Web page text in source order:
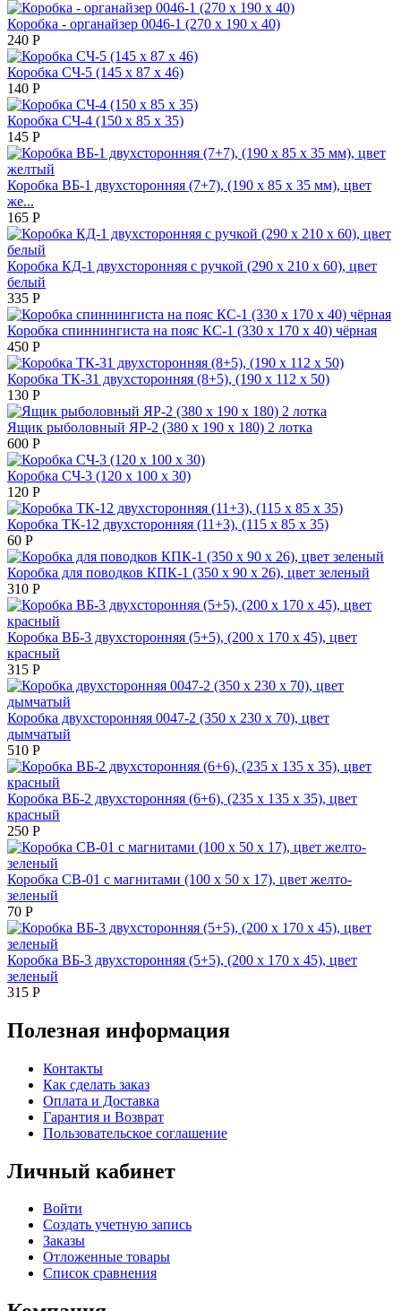
Коробка - органайзер 0046-1 (270 х 190 х 40)
240 Р
Коробка СЧ-5 (145 х 87 х 46)
140 Р
Коробка СЧ-4 (150 х 85 х 35)
145 Р
Коробка ВБ-1 двухсторонняя (7+7), (190 х 85 х 35 мм), цвет
же...
165 Р
Коробка КД-1 двухсторонняя с ручкой (290 х 210 х 60), цвет
белый
335 Р
Коробка спиннингиста на пояс КС-1 (330 х 170 х 40) чёрная
450 Р
Коробка ТК-31 двухсторонняя (8+5), (190 х 112 х 50)
130 Р
Ящик рыболовный ЯР-2 (380 х 190 х 180) 2 лотка
600 Р
Коробка СЧ-3 (120 х 100 х 30)
120 Р
Коробка ТК-12 двухсторонняя (11+3), (115 х 85 х 35)
60 Р
Коробка для поводков КПК-1 (350 х 90 х 26), цвет зеленый
310 Р
Коробка ВБ-3 двухсторонняя (5+5), (200 х 170 х 45), цвет
красный
315 Р
Коробка двухсторонняя 0047-2 (350 х 230 х 70), цвет
дымчатый
510 Р
Коробка ВБ-2 двухсторонняя (6+6), (235 х 135 х 35), цвет
красный
250 Р
Коробка СВ-01 с магнитами (100 х 50 х 17), цвет желто-
зеленый
70 Р
Коробка ВБ-3 двухсторонняя (5+5), (200 х 170 х 45), цвет
зеленый
315 Р
Полезная информация
Контакты
Как сделать заказ
Оплата и Доставка
Гарантия и Возврат
Пользовательское соглашение
Личный кабинет
Войти
Создать учетную запись
Заказы
Отложенные товары
Список сравнения